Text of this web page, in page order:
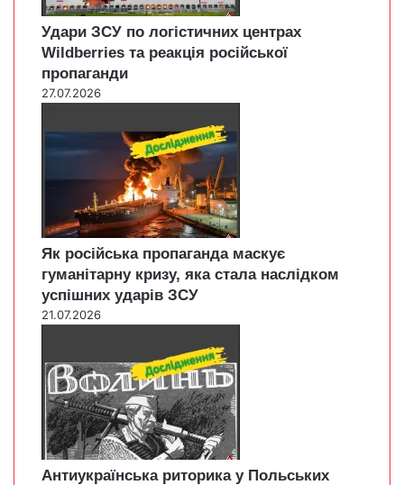
Удари ЗСУ по логістичних центрах
Wildberries та реакція російської
пропаганди
27.07.2026
Як російська пропаганда маскує
гуманітарну кризу, яка стала наслідком
успішних ударів ЗСУ
21.07.2026
Антиукраїнська риторика у Польських